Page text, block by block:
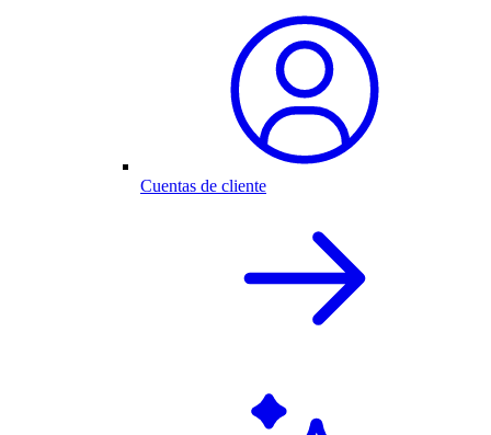
Cuentas de cliente